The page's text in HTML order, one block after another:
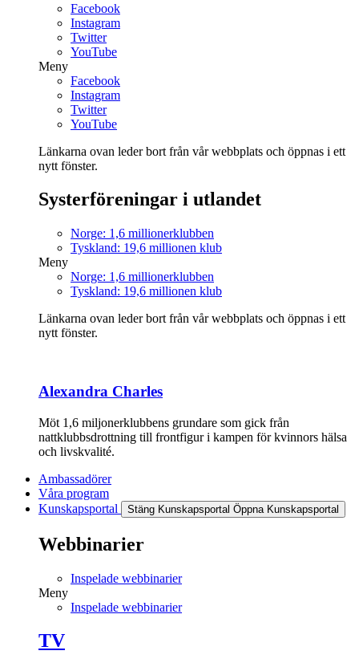
Facebook
Instagram
Twitter
YouTube
Meny
Facebook
Instagram
Twitter
YouTube
Länkarna ovan leder bort från vår webbplats och öppnas i ett
nytt fönster.
Systerföreningar i utlandet
Norge: 1,6 millionerklubben
Tyskland: 19,6 millionen klub
Meny
Norge: 1,6 millionerklubben
Tyskland: 19,6 millionen klub
Länkarna ovan leder bort från vår webbplats och öppnas i ett
nytt fönster.
Alexandra Charles
Möt 1,6 miljonerklubbens grundare som gick från
nattklubbsdrottning till frontfigur i kampen för kvinnors hälsa
och livskvalité.
Ambassadörer
Våra program
Kunskapsportal
Stäng Kunskapsportal Öppna Kunskapsportal
Webbinarier
Inspelade webbinarier
Meny
Inspelade webbinarier
TV